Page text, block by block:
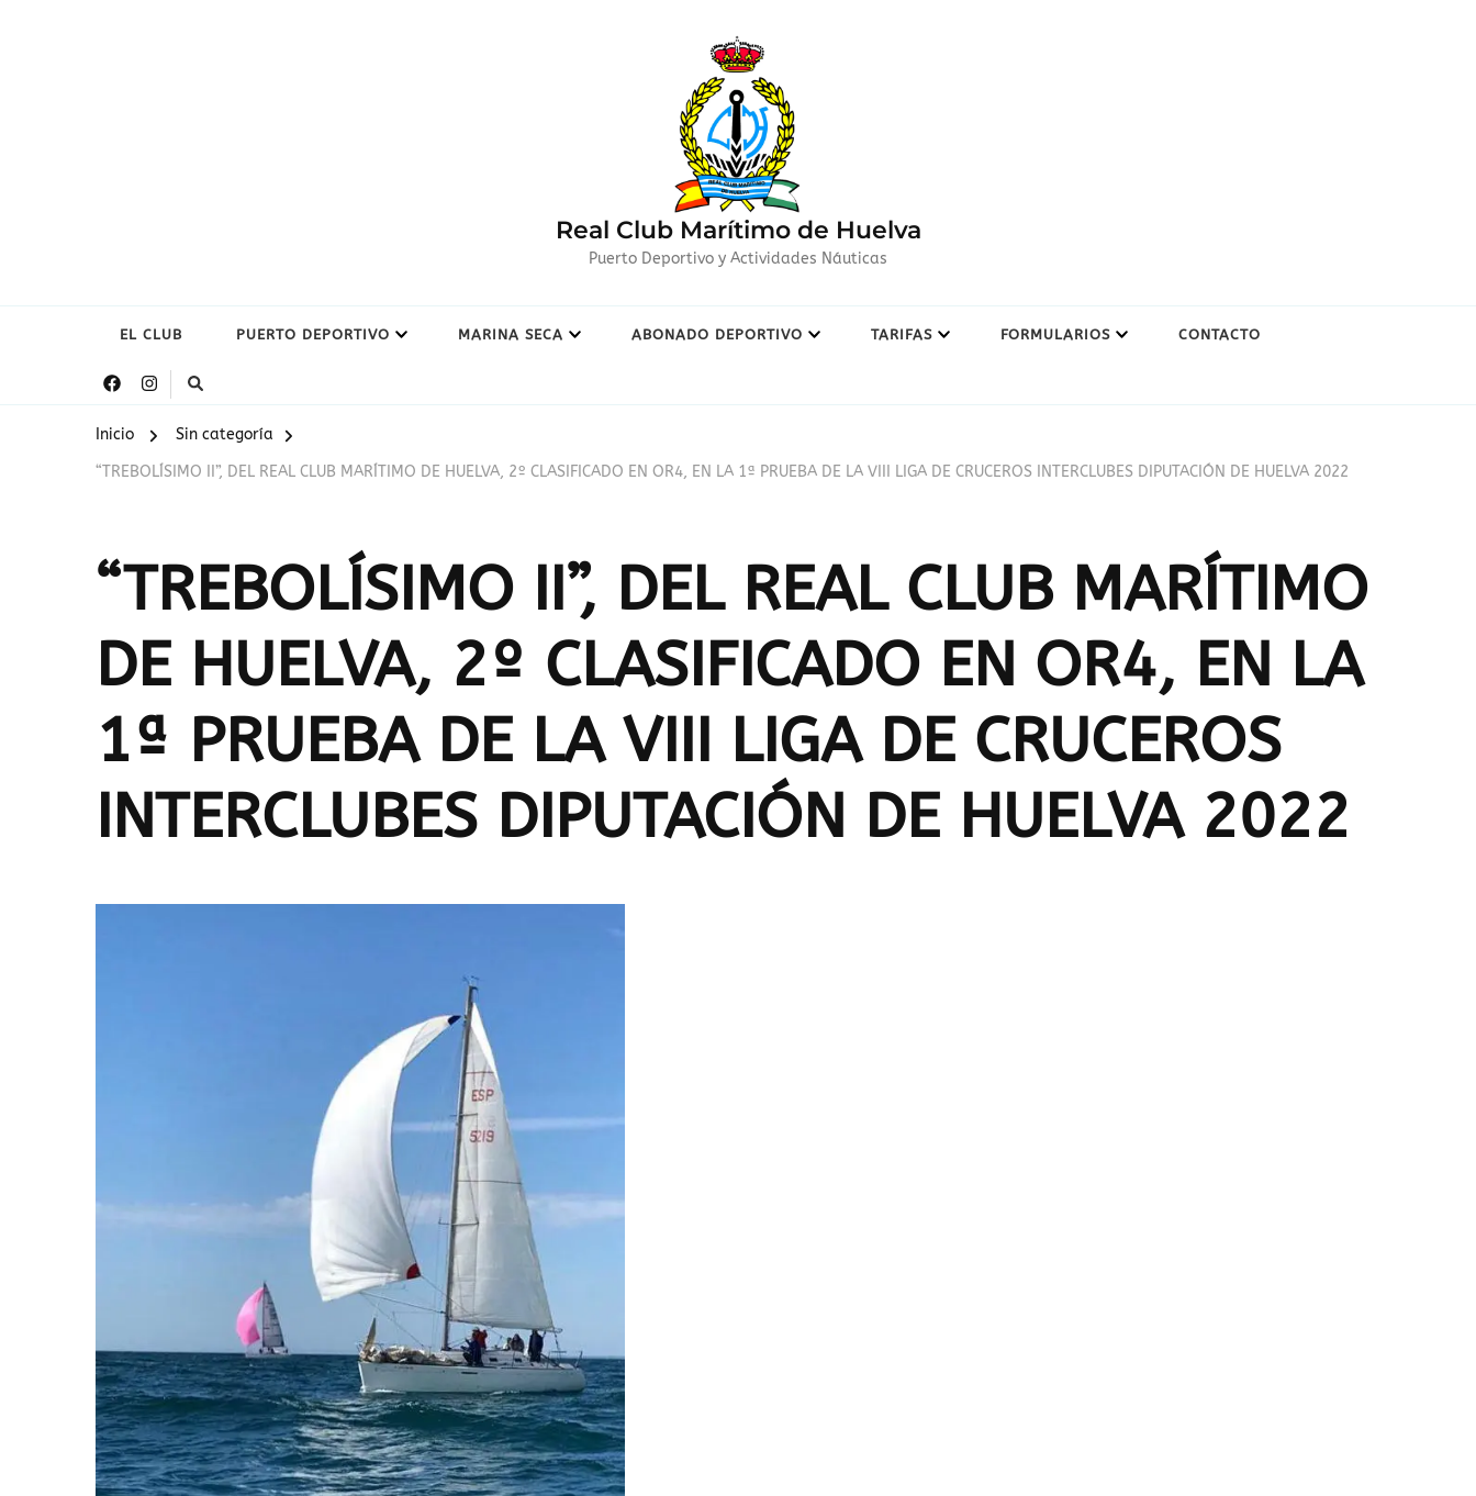
Real Club Marítimo de Huelva
Puerto Deportivo y Actividades Náuticas
EL CLUB PUERTO DEPORTIVO MARINA SECA ABONADO DEPORTIVO TARIFAS FORMULARIOS CONTACTO
Inicio
Sin categoría
“TREBOLÍSIMO II”, DEL REAL CLUB MARÍTIMO DE HUELVA, 2º CLASIFICADO EN OR4, EN LA 1ª PRUEBA DE LA VIII LIGA DE CRUCEROS INTERCLUBES DIPUTACIÓN DE HUELVA 2022
“TREBOLÍSIMO II”, DEL REAL CLUB MARÍTIMO
DE HUELVA, 2º CLASIFICADO EN OR4, EN LA
1ª PRUEBA DE LA VIII LIGA DE CRUCEROS
INTERCLUBES DIPUTACIÓN DE HUELVA 2022